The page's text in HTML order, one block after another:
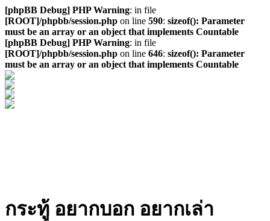
[phpBB Debug] PHP Warning: in file
[ROOT]/phpbb/session.php on line 590: sizeof(): Parameter
must be an array or an object that implements Countable
[phpBB Debug] PHP Warning: in file
[ROOT]/phpbb/session.php on line 646: sizeof(): Parameter
must be an array or an object that implements Countable
กระทู้ อยากบอก อยากเล่า